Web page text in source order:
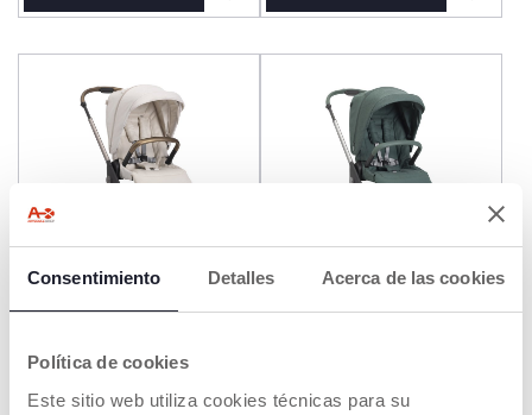
Consentimiento Detalles Acerca de las cookies
Política de cookies
Este sitio web utiliza cookies técnicas para su